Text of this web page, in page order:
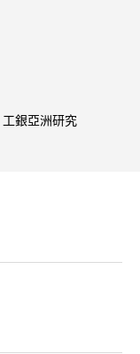
工銀亞洲研究